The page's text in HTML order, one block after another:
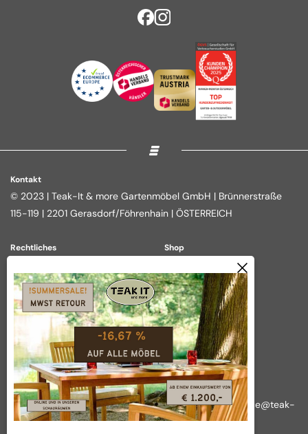
Kontakt
© 2023 | Teak-It & more Gartenmöbel GmbH | Brünnerstraße
115-119 | 2201 Gerasdorf/Föhrenhain | ÖSTERREICH
Rechtliches
Datenschutz
AGB
Widerrufsbelehrung
Vertrag widerrufen
Shop
Essgruppen
Outdoor Kitchen
Tische
Über das Unternehmen
Wir nehmen Ihre Anliegen ernst!
Rückfragen, Reklamationen und sonstige Anliegen:office@teak-
it.at